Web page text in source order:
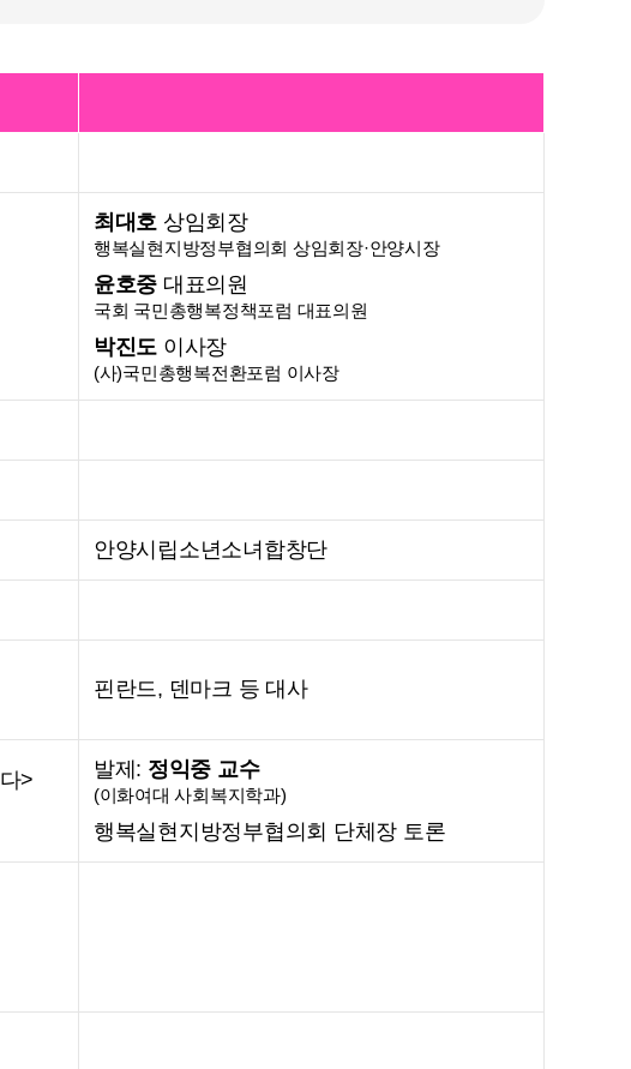
최대호 상임회장
행복실현지방정부협의회 상임회장·안양시장
윤호중 대표의원
국회 국민총행복정책포럼 대표의원
박진도 이사장
(사)국민총행복전환포럼 이사장
안양시립소년소녀합창단
핀란드, 덴마크 등 대사
>
발제: 정익중 교수
(이화여대 사회복지학과)
행복실현지방정부협의회 단체장 토론